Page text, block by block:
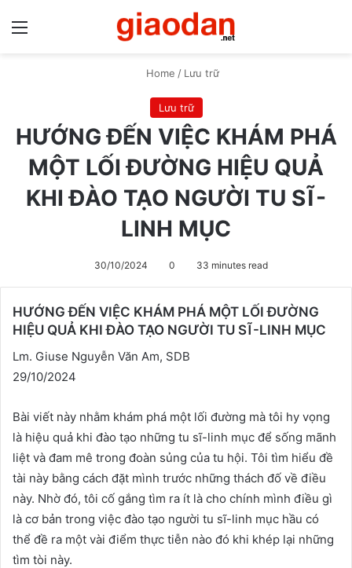
Home / Lưu trữ
Lưu trữ
HƯỚNG ĐẾN VIỆC KHÁM PHÁ
MỘT LỐI ĐƯỜNG HIỆU QUẢ
KHI ĐÀO TẠO NGƯỜI TU SĨ-
LINH MỤC
30/10/2024 0 33 minutes read
HƯỚNG ĐẾN VIỆC KHÁM PHÁ MỘT LỐI ĐƯỜNG
HIỆU QUẢ KHI ĐÀO TẠO NGƯỜI TU SĨ-LINH MỤC
Lm. Giuse Nguyễn Văn Am, SDB
29/10/2024
Bài viết này nhằm khám phá một lối đường mà tôi hy vọng
là hiệu quả khi đào tạo những tu sĩ-linh mục để sống mãnh
liệt và đam mê trong đoàn sủng của tu hội. Tôi tìm hiểu đề
tài này bằng cách đặt mình trước những thách đố về điều
này. Nhờ đó, tôi cố gắng tìm ra ít là cho chính mình điều gì
là cơ bản trong việc đào tạo người tu sĩ-linh mục hầu có
thể đề ra một vài điểm thực tiễn nào đó khi khép lại những
tìm tòi này.